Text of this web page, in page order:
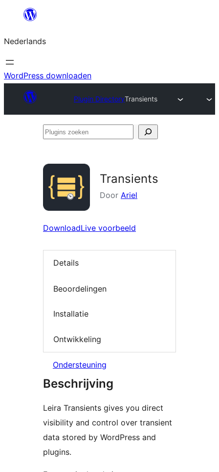
de
inhoud
Nederlands
WordPress downloaden
Plugin DirectoryTransients
Plugins
Transients
Door Ariel
DownloadLive voorbeeld
Details
Beoordelingen
Installatie
Ontwikkeling
Ondersteuning
Beschrijving
Leira Transients gives you direct
visibility and control over transient
data stored by WordPress and
plugins.